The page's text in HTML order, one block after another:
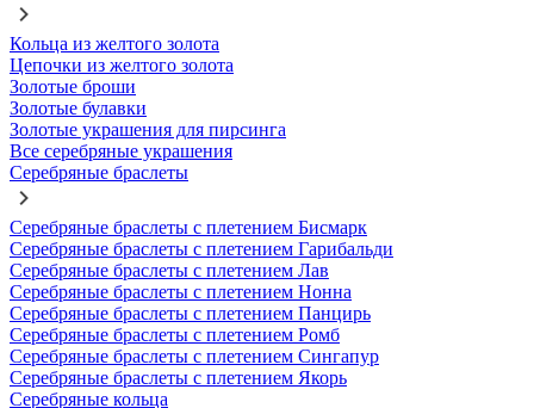
Кольца из желтого золота
Цепочки из желтого золота
Золотые броши
Золотые булавки
Золотые украшения для пирсинга
Все серебряные украшения
Серебряные браслеты
Серебряные браслеты с плетением Бисмарк
Серебряные браслеты с плетением Гарибальди
Серебряные браслеты с плетением Лав
Серебряные браслеты с плетением Нонна
Серебряные браслеты с плетением Панцирь
Серебряные браслеты с плетением Ромб
Серебряные браслеты с плетением Сингапур
Серебряные браслеты с плетением Якорь
Серебряные кольца